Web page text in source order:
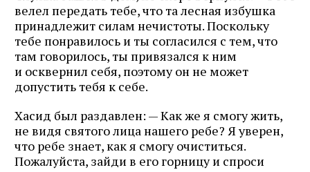
велел передать тебе, что та лесная избушка
принадлежит силам нечистоты. Поскольку
тебе понравилось и ты согласился с тем, что
там говорилось, ты привязался к ним
и осквернил себя, поэтому он не может
допустить тебя к себе.
Хасид был раздавлен: — Как же я смогу жить,
не видя святого лица нашего ребе? Я уверен,
что ребе знает, как я смогу очиститься.
Пожалуйста, зайди в его горницу и спроси